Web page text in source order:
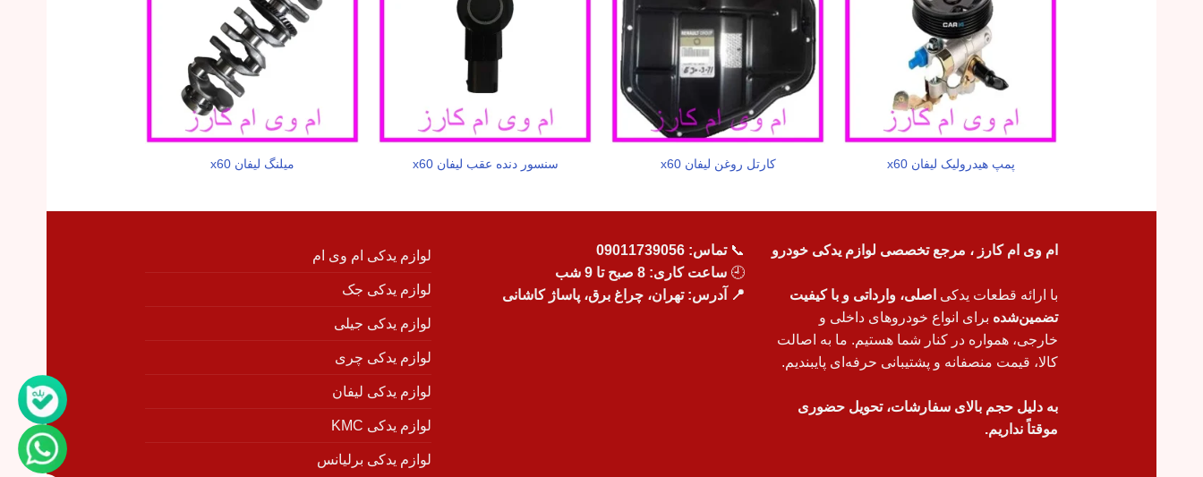
پمپ هیدرولیک لیفان x60 کارتل روغن لیفان x60 سنسور دنده عقب لیفان x60 میلنگ لیفان x60
ام وی ام کارز ، مرجع تخصصی لوازم یدکی خودرو
با ارائه قطعات یدکی اصلی، وارداتی و با کیفیت
تضمین‌شده برای انواع خودروهای داخلی و
خارجی، همواره در کنار شما هستیم. ما به اصالت
کالا، قیمت منصفانه و پشتیبانی حرفه‌ای پایبندیم.
به دلیل حجم بالای سفارشات، تحویل حضوری
موقتاً نداریم.
📞تماس: 09011739056
🕘 ساعت کاری: 8 صبح تا 9 شب
📍 آدرس: تهران، چراغ برق، پاساژ کاشانی
لوازم یدکی ام وی ام
لوازم یدکی جک
لوازم یدکی جیلی
لوازم یدکی چری
لوازم یدکی لیفان
لوازم یدکی KMC
لوازم یدکی برلیانس